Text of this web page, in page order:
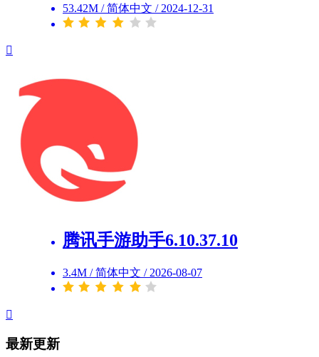
53.42M / 简体中文 / 2024-12-31
腾讯手游助手6.10.37.10
3.4M / 简体中文 / 2026-08-07
最新更新